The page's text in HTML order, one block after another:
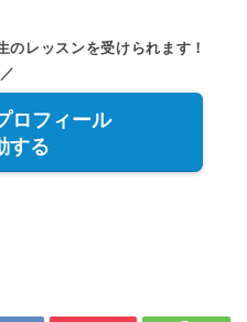
レッスンを受けられます！
ロフィール
する